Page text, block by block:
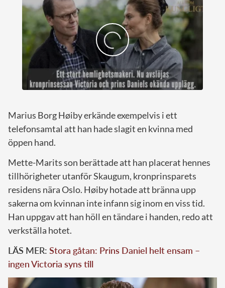
Marius Borg Høiby erkände exempelvis i ett
telefonsamtal att han hade slagit en kvinna med
öppen hand.
Mette-Marits son berättade att han placerat hennes
tillhörigheter utanför Skaugum, kronprinsparets
residens nära Oslo. Høiby hotade att bränna upp
sakerna om kvinnan inte infann sig inom en viss tid.
Han uppgav att han höll en tändare i handen, redo att
verkställa hotet.
LÄS MER: Stora gåtan: Prins Daniel helt ensam –
ingen Victoria syns till